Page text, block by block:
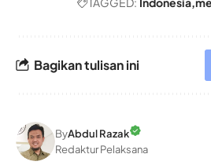
Bagikan tulisan ini
ByAbdul Razak
Redaktur Pelaksana